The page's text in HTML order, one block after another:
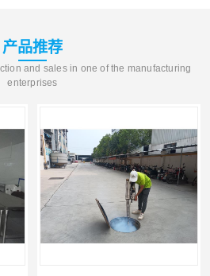
产品推荐
and sales in one of the manufacturing
enterprises